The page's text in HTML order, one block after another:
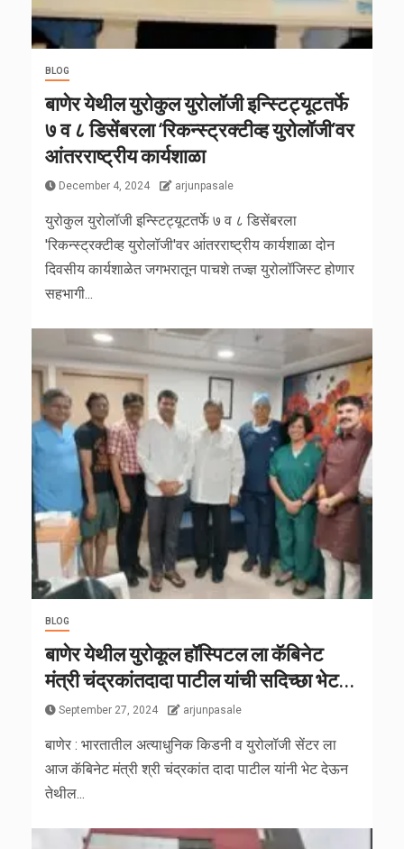
BLOG
बाणेर येथील युरोकुल युरोलॉजी इन्स्टिट्यूटतर्फे
७ व ८ डिसेंबरला ‘रिकन्स्ट्रक्टीव्ह युरोलॉजी’वर
आंतरराष्ट्रीय कार्यशाळा
December 4, 2024 arjunpasale
युरोकुल युरोलॉजी इन्स्टिट्यूटतर्फे ७ व ८ डिसेंबरला
'रिकन्स्ट्रक्टीव्ह युरोलॉजी'वर आंतरराष्ट्रीय कार्यशाळा दोन
दिवसीय कार्यशाळेत जगभरातून पाचशे तज्ज्ञ युरोलॉजिस्ट होणार
सहभागी...
BLOG
बाणेर येथील युरोकूल हॉस्पिटल ला कॅबिनेट
मंत्री चंद्रकांतदादा पाटील यांची सदिच्छा भेट…
September 27, 2024 arjunpasale
बाणेर : भारतातील अत्याधुनिक किडनी व युरोलॉजी सेंटर ला
आज कॅबिनेट मंत्री श्री चंद्रकांत दादा पाटील यांनी भेट देऊन
तेथील...